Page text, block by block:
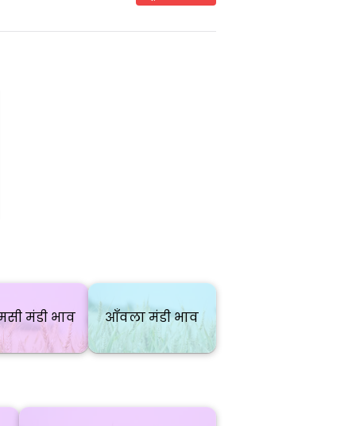
मंडी भाव आँवला मंडी भाव